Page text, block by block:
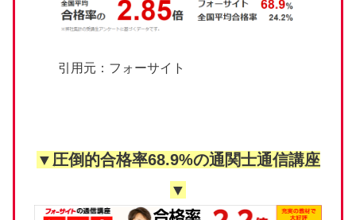
引用元：フォーサイト
▼圧倒的合格率68.9%の通関士通信講座
▼